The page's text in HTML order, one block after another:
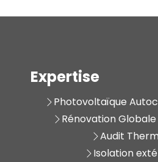
Expertise
Photovoltaïque
Rénovation
Audit
Isolation